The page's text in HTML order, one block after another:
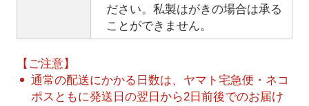
ださい。私製はがきの場合は承る
ことができません。
【ご注意】
通常の配送にかかる日数は、ヤマト宅急便・ネコ
ポスともに発送日の翌日から2日前後でのお届け